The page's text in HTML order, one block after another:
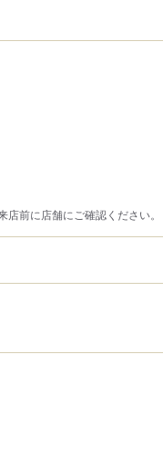
前に店舗にご確認ください。